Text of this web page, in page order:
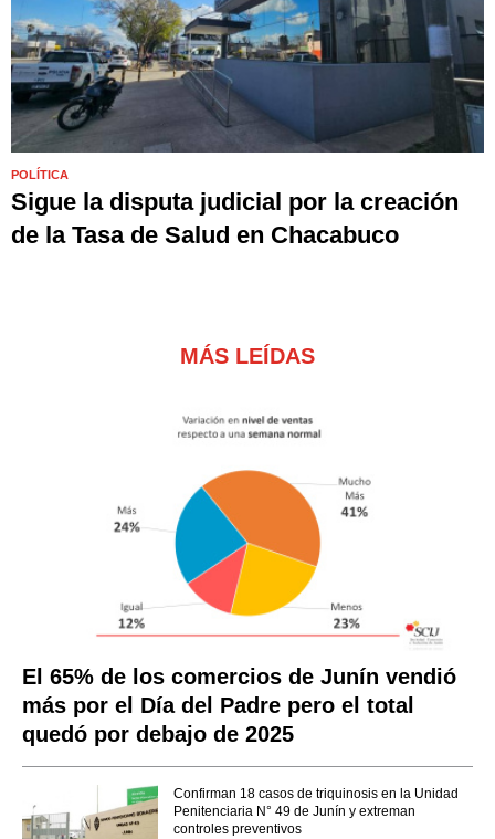
POLÍTICA
Sigue la disputa judicial por la creación
de la Tasa de Salud en Chacabuco
MÁS LEÍDAS
El 65% de los comercios de Junín vendió
más por el Día del Padre pero el total
quedó por debajo de 2025
Confirman 18 casos de triquinosis en la Unidad
Penitenciaria N° 49 de Junín y extreman
controles preventivos